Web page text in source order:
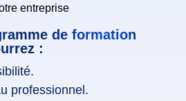
entreprise
de formation
:
professionnel.